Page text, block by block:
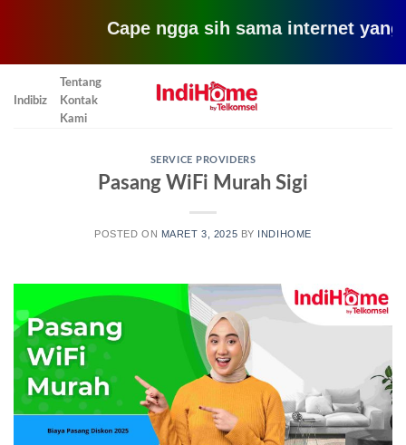
Cape ngga sih sama internet yang
Indibiz
Tentang
Kontak
Kami
SERVICE PROVIDERS
Pasang WiFi Murah Sigi
POSTED ON MARET 3, 2025 BY INDIHOME